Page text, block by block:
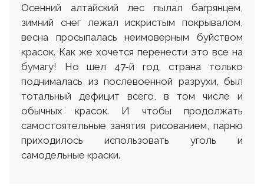
Осенний алтайский лес пылал багрянцем,
зимний снег лежал искристым покрывалом,
весна просыпалась неимоверным буйством
красок. Как же хочется перенести это все на
бумагу! Но шел 47-й год, страна только
поднималась из послевоенной разрухи, был
тотальный дефицит всего, в том числе и
обычных красок. И чтобы продолжать
самостоятельные занятия рисованием, парню
приходилось использовать уголь и
самодельные краски.